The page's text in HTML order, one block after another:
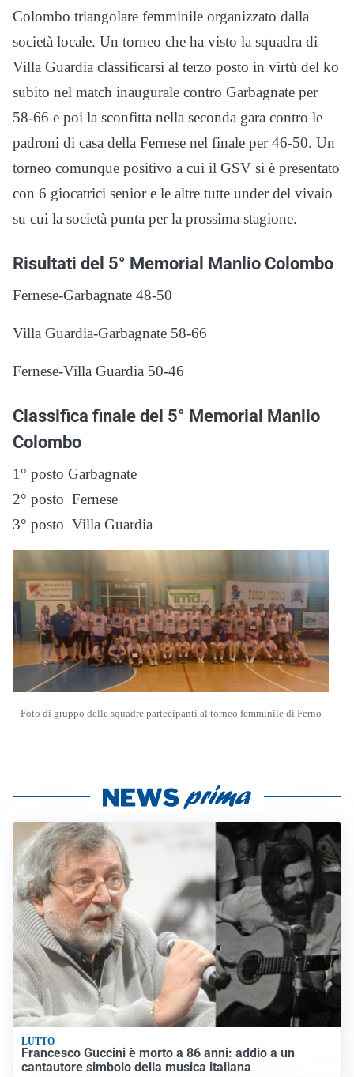
Colombo triangolare femminile organizzato dalla
società locale. Un torneo che ha visto la squadra di
Villa Guardia classificarsi al terzo posto in virtù del ko
subito nel match inaugurale contro Garbagnate per
58-66 e poi la sconfitta nella seconda gara contro le
padroni di casa della Fernese nel finale per 46-50. Un
torneo comunque positivo a cui il GSV si è presentato
con 6 giocatrici senior e le altre tutte under del vivaio
su cui la società punta per la prossima stagione.
Risultati del 5° Memorial Manlio Colombo
Fernese-Garbagnate 48-50
Villa Guardia-Garbagnate 58-66
Fernese-Villa Guardia 50-46
Classifica finale del 5° Memorial Manlio
Colombo
1° posto Garbagnate
2° posto Fernese
3° posto Villa Guardia
Foto di gruppo delle squadre partecipanti al torneo femminile di Ferno
LUTTO
Francesco Guccini è morto a 86 anni: addio a un
cantautore simbolo della musica italiana